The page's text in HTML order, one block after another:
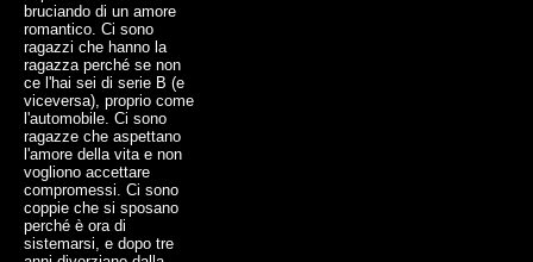
bruciando di un amore
romantico. Ci sono
ragazzi che hanno la
ragazza perché se non
ce l'hai sei di serie B (e
viceversa), proprio come
l'automobile. Ci sono
ragazze che aspettano
l'amore della vita e non
vogliono accettare
compromessi. Ci sono
coppie che si sposano
perché è ora di
sistemarsi, e dopo tre